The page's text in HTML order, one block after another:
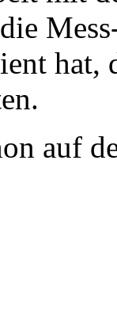
hat,
auf